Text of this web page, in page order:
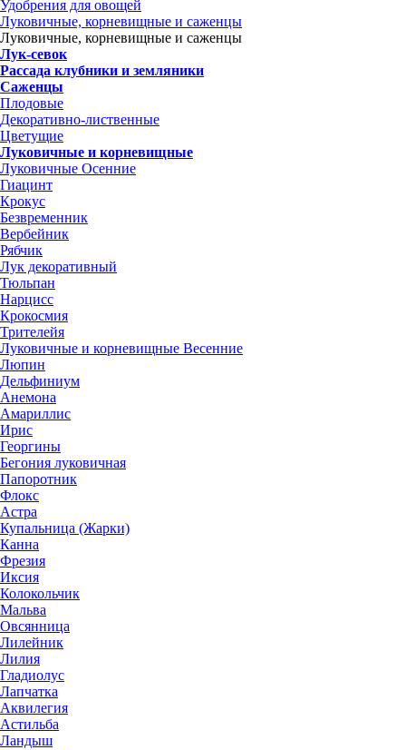
Удобрения для овощей
Луковичные, корневищные и саженцы
Луковичные, корневищные и саженцы
Лук-севок
Рассада клубники и земляники
Саженцы
Плодовые
Декоративно-лиственные
Цветущие
Луковичные и корневищные
Луковичные Осенние
Гиацинт
Крокус
Безвременник
Вербейник
Рябчик
Лук декоративный
Тюльпан
Нарцисс
Крокосмия
Трителейя
Луковичные и корневищные Весенние
Люпин
Дельфиниум
Анемона
Амариллис
Ирис
Георгины
Бегония луковичная
Папоротник
Флокс
Астра
Купальница (Жарки)
Канна
Фрезия
Иксия
Колокольчик
Мальва
Овсянница
Лилейник
Лилия
Гладиолус
Лапчатка
Аквилегия
Астильба
Ландыш